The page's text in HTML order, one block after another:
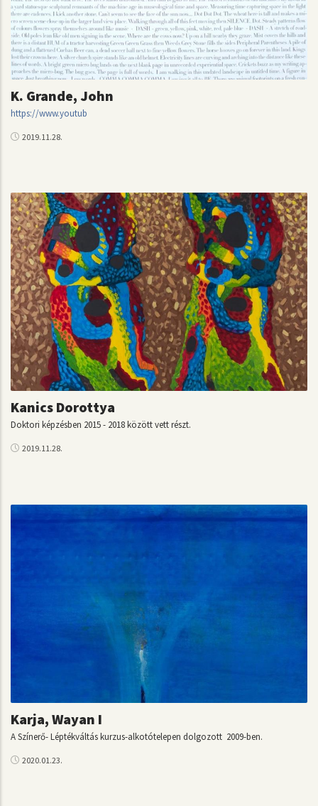
K. Grande, John
https://www.youtub
2019.11.28.
Kanics Dorottya
Doktori képzésben 2015 - 2018 között vett részt.
2019.11.28.
Karja, Wayan I
A Színerő- Léptékváltás kurzus-alkotótelepen dolgozott 2009-ben.
2020.01.23.